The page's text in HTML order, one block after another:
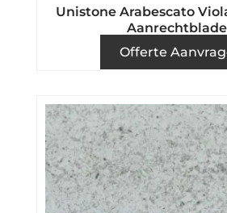
Unistone Arabescato
Offerte